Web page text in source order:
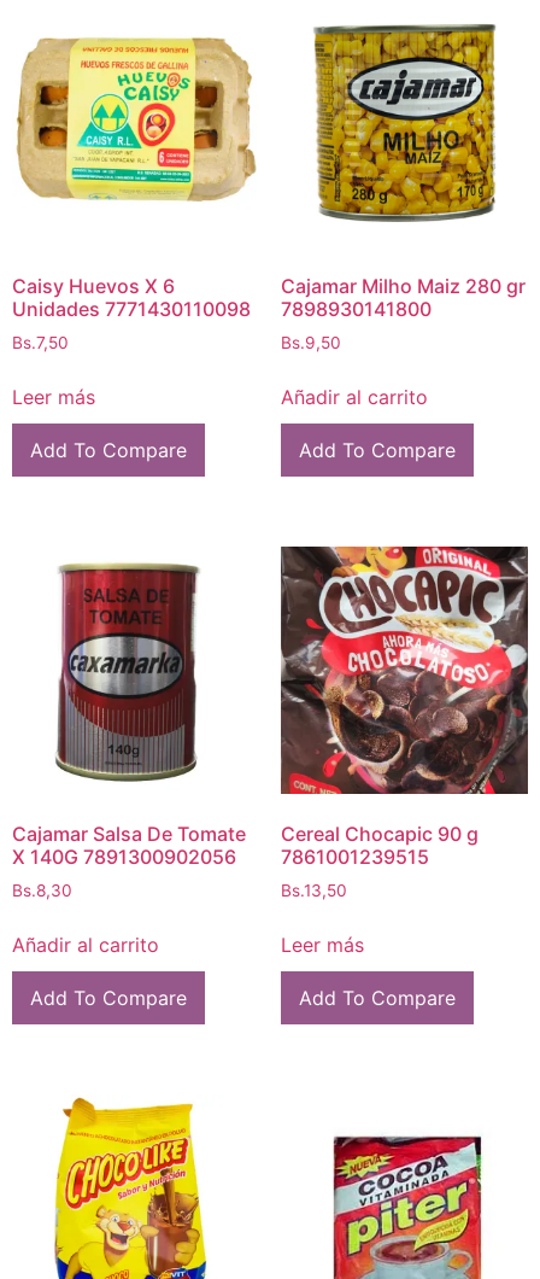
Caisy Huevos X 6
Unidades 7771430110098
Bs.7,50
Leer más
Add To Compare
Cajamar Milho Maiz 280 gr
7898930141800
Bs.9,50
Añadir al carrito
Add To Compare
Cajamar Salsa De Tomate
X 140G 7891300902056
Bs.8,30
Añadir al carrito
Add To Compare
Cereal Chocapic 90 g
7861001239515
Bs.13,50
Leer más
Add To Compare